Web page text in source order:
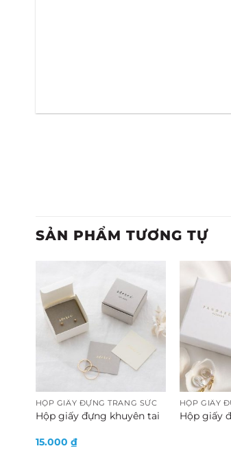
SẢN PHẨM TƯƠNG TỰ
HỘP GIẤY ĐỰNG TRANG SỨC
Hộp giấy đựng khuyên tai
15.000 ₫
HỘP GIẤY
Hộp giấy